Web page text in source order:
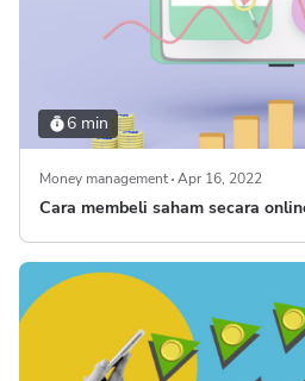
6 min
Money management Apr 16, 2022
Cara membeli saham secara